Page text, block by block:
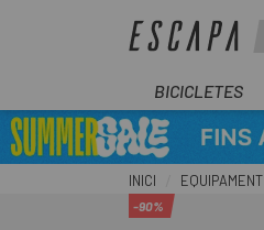
BICICLETES
INICI EQUIPAMENT
-90%